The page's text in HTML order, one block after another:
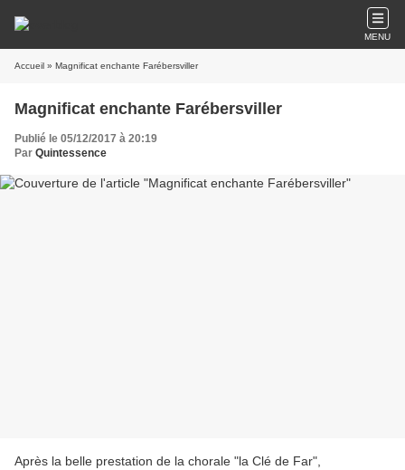
MENU
Accueil » Magnificat enchante Farébersviller
Magnificat enchante Farébersviller
Publié le 05/12/2017 à 20:19
Par Quintessence
Après la belle prestation de la chorale "la Clé de Far",